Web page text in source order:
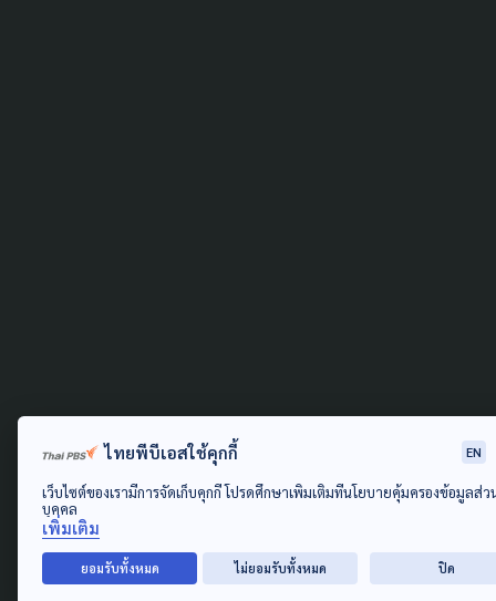
ไทยพีบีเอสใช้คุกกี้ EN
เว็บไซต์ของเรามีการจัดเก็บคุกกี้ โปรดศึกษาเพิ่มเติมที่นโยบายคุ้มครองข้อมูลส่ว
บุคคล
เพิ่มเติม
ยอมรับทั้งหมด ไม่ยอมรับทั้งหมด ปิด